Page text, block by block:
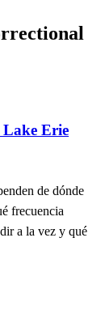
Lake Erie
de dónde
frecuencia
a la vez y qué